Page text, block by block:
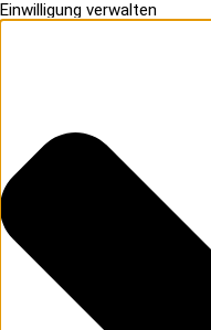
Einwilligung verwalten